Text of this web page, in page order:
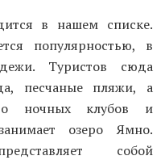
в нашем списке.
популярностью, в
Туристов сюда
песчаные пляжи, а
ночных клубов и
озеро Ямно.
собой